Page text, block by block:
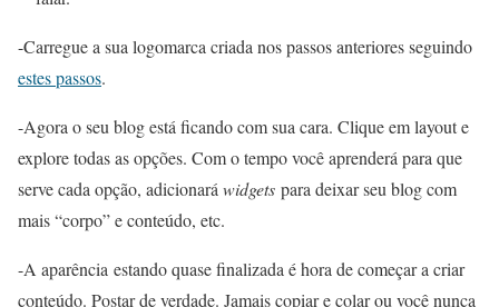
-Carregue a sua logomarca criada nos passos anteriores seguindo
estes passos.
-Agora o seu blog está ficando com sua cara. Clique em layout e
explore todas as opções. Com o tempo você aprenderá para que
serve cada opção, adicionará widgets para deixar seu blog com
mais “corpo” e conteúdo, etc.
-A aparência estando quase finalizada é hora de começar a criar
conteúdo. Postar de verdade. Jamais copiar e colar ou você nunca